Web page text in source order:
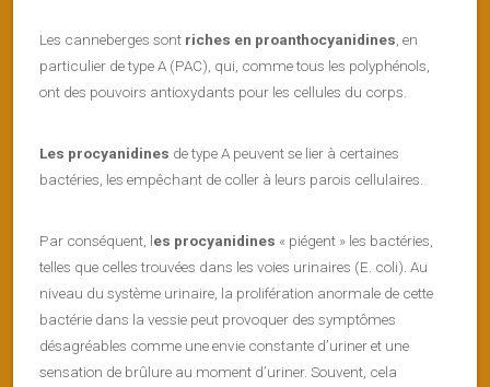
Les canneberges sont riches en proanthocyanidines , en
particulier de type A (PAC), qui, comme tous les polyphénols,
ont des pouvoirs antioxydants pour les cellules du corps.
Les procyanidines de type A peuvent se lier à certaines
bactéries, les empêchant de coller à leurs parois cellulaires.
Par conséquent, les procyanidines « piégent » les bactéries,
telles que celles trouvées dans les voies urinaires (E. coli). Au
niveau du système urinaire, la prolifération anormale de cette
bactérie dans la vessie peut provoquer des symptômes
désagréables comme une envie constante d’uriner et une
sensation de brûlure au moment d’uriner. Souvent, cela